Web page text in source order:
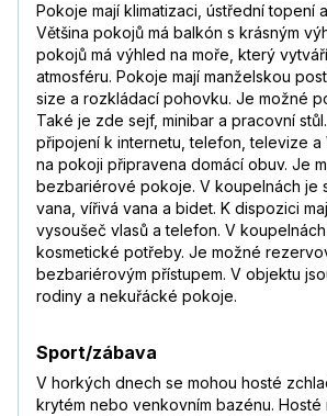
Pokoje mají klimatizaci, ústřední topení
Většina pokojů má balkón s krásným
pokojů má výhled na moře, který
atmosféru. Pokoje mají manželskou
size a rozkládací pohovku. Je možné
Také je zde sejf, minibar a pracovní
připojení k internetu, telefon, televize a
na pokoji připravena domácí obuv. Je
bezbariérové pokoje. V koupelnách je
vana, vířivá vana a bidet. K dispozici
vysoušeč vlasů a telefon. V
kosmetické potřeby. Je možné
bezbariérovým přístupem. V objektu
rodiny a nekuřácké pokoje.
Sport/zábava
V horkých dnech se mohou hosté
krytém nebo venkovním bazénu.